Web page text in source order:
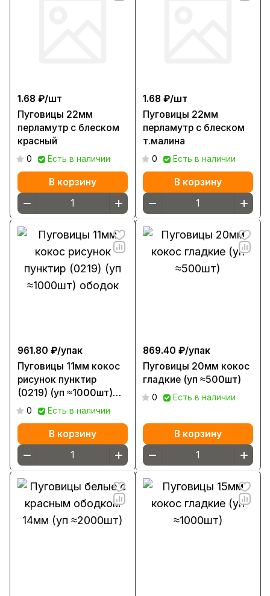
1.68 ₽/шт
Пуговицы 22мм
перламутр с блеском
красный
0 Есть в наличии
В корзину
1.68 ₽/шт
Пуговицы 22мм
перламутр с блеском
т.малина
0 Есть в наличии
В корзину
961.80 ₽/упак
Пуговицы 11мм кокос
рисунок пунктир
(0219) (уп ≈1000шт)
ободок
0 Есть в наличии
В корзину
869.40 ₽/упак
Пуговицы 20мм кокос
гладкие (уп ≈500шт)
0 Есть в наличии
В корзину